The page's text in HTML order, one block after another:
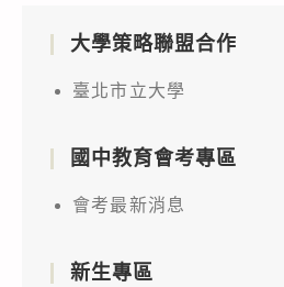
大學策略聯盟合作
臺北市立大學
國中教育會考專區
會考最新消息
新生專區